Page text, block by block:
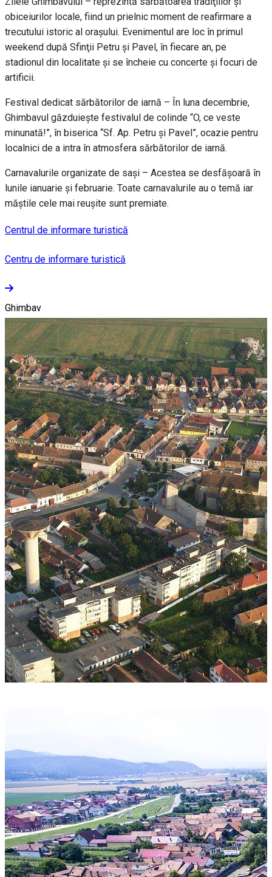
obiceiurilor locale, fiind un prielnic moment de reafirmare a
trecutului istoric al oraşului. Evenimentul are loc în primul
weekend după Sfinţii Petru şi Pavel, în fiecare an, pe
stadionul din localitate şi se încheie cu concerte şi focuri de
artificii.
Festival dedicat sărbătorilor de iarnă – În luna decembrie,
Ghimbavul găzduieşte festivalul de colinde “O, ce veste
minunată!”, în biserica “Sf. Ap. Petru şi Pavel”, ocazie pentru
localnici de a intra în atmosfera sărbătorilor de iarnă.
Carnavalurile organizate de saşi – Acestea se desfăşoară în
lunile ianuarie şi februarie. Toate carnavalurile au o temă iar
măştile cele mai reuşite sunt premiate.
Centrul de informare turistică
Centru de informare turistică
Ghimbav